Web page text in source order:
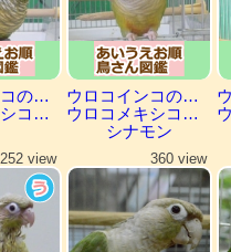
ウロコインコの仲間
ウロコメキシコインコ
ウロコインコの仲間
ウロコメキシコインコ
シナモン
252 view 360 view